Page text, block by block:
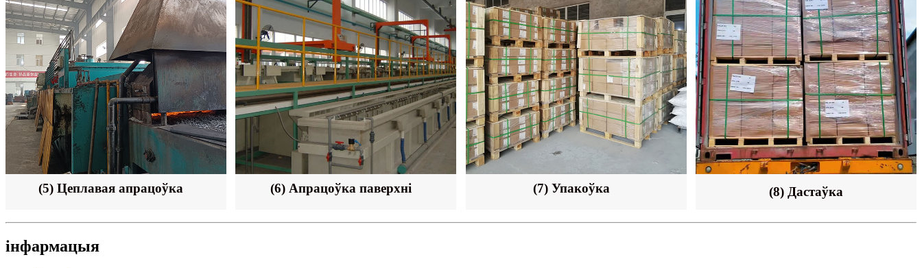
(5) Цеплавая апрацоўка (6) Апрацоўка паверхні (7) Упакоўка (8) Дастаўка
інфармацыя